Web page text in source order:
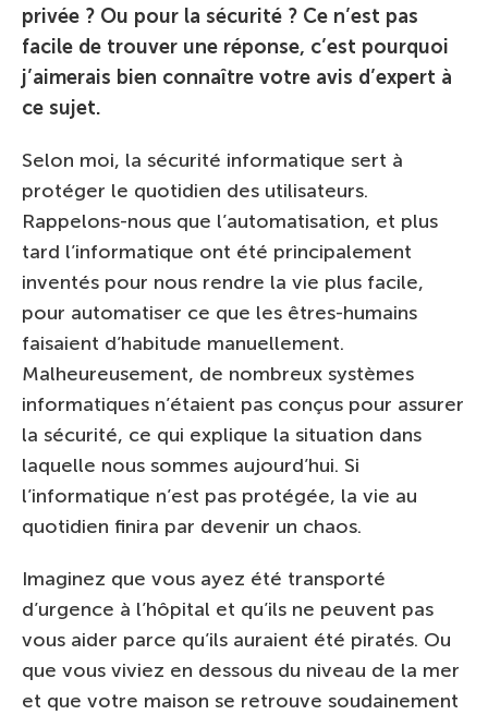
privée ? Ou pour la sécurité ? Ce n’est pas
facile de trouver une réponse, c’est pourquoi
j’aimerais bien connaître votre avis d’expert à
ce sujet.
Selon moi, la sécurité informatique sert à
protéger le quotidien des utilisateurs.
Rappelons-nous que l’automatisation, et plus
tard l’informatique ont été principalement
inventés pour nous rendre la vie plus facile,
pour automatiser ce que les êtres-humains
faisaient d’habitude manuellement.
Malheureusement, de nombreux systèmes
informatiques n’étaient pas conçus pour assurer
la sécurité, ce qui explique la situation dans
laquelle nous sommes aujourd’hui. Si
l’informatique n’est pas protégée, la vie au
quotidien finira par devenir un chaos.
Imaginez que vous ayez été transporté
d’urgence à l’hôpital et qu’ils ne peuvent pas
vous aider parce qu’ils auraient été piratés. Ou
que vous viviez en dessous du niveau de la mer
et que votre maison se retrouve soudainement